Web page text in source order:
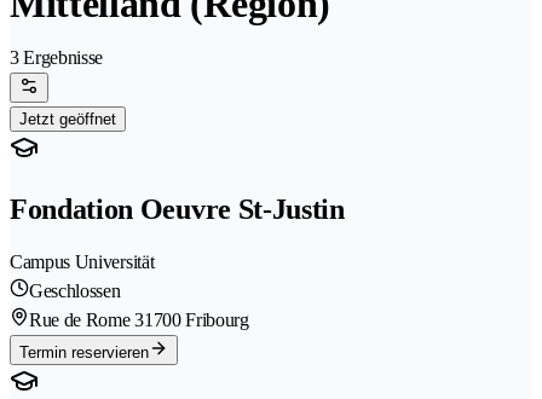
3 Ergebnisse
Jetzt geöffnet
Fondation Oeuvre St-Justin
Campus Universität
Geschlossen
Rue de Rome 31700 Fribourg
Termin reservieren